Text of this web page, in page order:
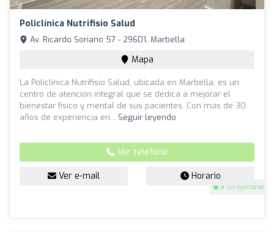
Policlínica Nutrifisio Salud
5 (51 opiniones)
Av. Ricardo Soriano 57 - 29601, Marbella
Mapa
La Policlínica Nutrifisio Salud, ubicada en Marbella, es un
centro de atención integral que se dedica a mejorar el
bienestar físico y mental de sus pacientes. Con más de 30
años de experiencia en... Seguir leyendo
Ver teléfono
Ver e-mail Horario